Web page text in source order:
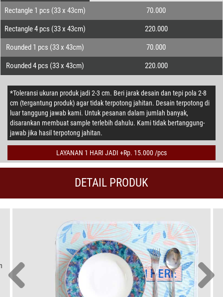
Rectangle 1 pcs (33 x 43cm) 70.000
Rectangle 4 pcs (33 x 43cm) 220.000
Rounded 1 pcs (33 x 43cm) 70.000
Rounded 4 pcs (33 x 43cm) 220.000
*Toleransi ukuran produk jadi 2-3 cm. Beri jarak desain dan tepi pola 2-8
cm (tergantung produk) agar tidak terpotong jahitan. Desain terpotong di
luar tanggung jawab kami. Untuk pesanan dalam jumlah banyak,
disarankan membuat sample terlebih dahulu. Kami tidak bertanggung-
jawab jika hasil terpotong jahitan.
LAYANAN 1 HARI JADI +Rp. 15.000 /pcs
DETAIL PRODUK